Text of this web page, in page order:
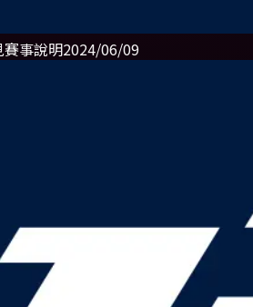
賽事說明2024/06/09